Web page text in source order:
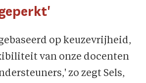
op keuzevrijheid,
van onze docenten
zo zegt Sels,